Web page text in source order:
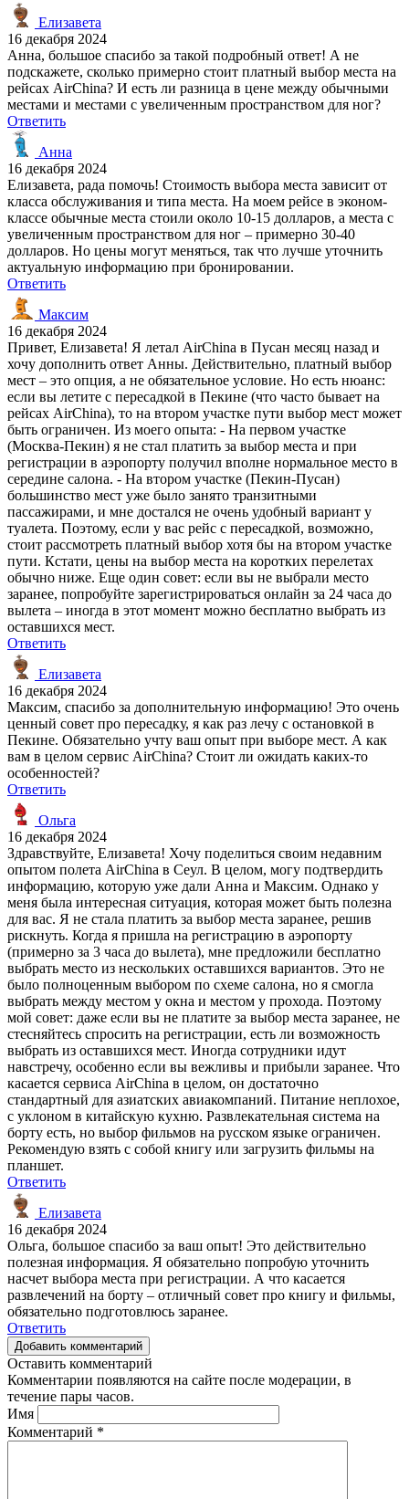
Елизавета
16 декабря 2024
Анна, большое спасибо за такой подробный ответ! А не
подскажете, сколько примерно стоит платный выбор места на
рейсах AirChina? И есть ли разница в цене между обычными
местами и местами с увеличенным пространством для ног?
Ответить
Анна
16 декабря 2024
Елизавета, рада помочь! Стоимость выбора места зависит от
класса обслуживания и типа места. На моем рейсе в эконом-
классе обычные места стоили около 10-15 долларов, а места с
увеличенным пространством для ног – примерно 30-40
долларов. Но цены могут меняться, так что лучше уточнить
актуальную информацию при бронировании.
Ответить
Максим
16 декабря 2024
Привет, Елизавета! Я летал AirChina в Пусан месяц назад и
хочу дополнить ответ Анны. Действительно, платный выбор
мест – это опция, а не обязательное условие. Но есть нюанс:
если вы летите с пересадкой в Пекине (что часто бывает на
рейсах AirChina), то на втором участке пути выбор мест может
быть ограничен. Из моего опыта: - На первом участке
(Москва-Пекин) я не стал платить за выбор места и при
регистрации в аэропорту получил вполне нормальное место в
середине салона. - На втором участке (Пекин-Пусан)
большинство мест уже было занято транзитными
пассажирами, и мне достался не очень удобный вариант у
туалета. Поэтому, если у вас рейс с пересадкой, возможно,
стоит рассмотреть платный выбор хотя бы на втором участке
пути. Кстати, цены на выбор места на коротких перелетах
обычно ниже. Еще один совет: если вы не выбрали место
заранее, попробуйте зарегистрироваться онлайн за 24 часа до
вылета – иногда в этот момент можно бесплатно выбрать из
оставшихся мест.
Ответить
Елизавета
16 декабря 2024
Максим, спасибо за дополнительную информацию! Это очень
ценный совет про пересадку, я как раз лечу с остановкой в
Пекине. Обязательно учту ваш опыт при выборе мест. А как
вам в целом сервис AirChina? Стоит ли ожидать каких-то
особенностей?
Ответить
Ольга
16 декабря 2024
Здравствуйте, Елизавета! Хочу поделиться своим недавним
опытом полета AirChina в Сеул. В целом, могу подтвердить
информацию, которую уже дали Анна и Максим. Однако у
меня была интересная ситуация, которая может быть полезна
для вас. Я не стала платить за выбор места заранее, решив
рискнуть. Когда я пришла на регистрацию в аэропорту
(примерно за 3 часа до вылета), мне предложили бесплатно
выбрать место из нескольких оставшихся вариантов. Это не
было полноценным выбором по схеме салона, но я смогла
выбрать между местом у окна и местом у прохода. Поэтому
мой совет: даже если вы не платите за выбор места заранее, не
стесняйтесь спросить на регистрации, есть ли возможность
выбрать из оставшихся мест. Иногда сотрудники идут
навстречу, особенно если вы вежливы и прибыли заранее. Что
касается сервиса AirChina в целом, он достаточно
стандартный для азиатских авиакомпаний. Питание неплохое,
с уклоном в китайскую кухню. Развлекательная система на
борту есть, но выбор фильмов на русском языке ограничен.
Рекомендую взять с собой книгу или загрузить фильмы на
планшет.
Ответить
Елизавета
16 декабря 2024
Ольга, большое спасибо за ваш опыт! Это действительно
полезная информация. Я обязательно попробую уточнить
насчет выбора места при регистрации. А что касается
развлечений на борту – отличный совет про книгу и фильмы,
обязательно подготовлюсь заранее.
Ответить
Добавить комментарий
Оставить комментарий
Комментарии появляются на сайте после модерации, в
течение пары часов.
Имя
Комментарий *